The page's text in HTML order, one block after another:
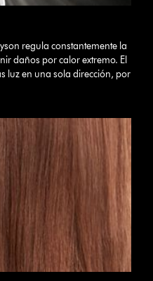
regula constantemente la
daños por calor extremo. El
luz en una sola dirección, por